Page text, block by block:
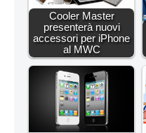
Cooler Master
presenterà nuovi
accessori per iPhone
al MWC